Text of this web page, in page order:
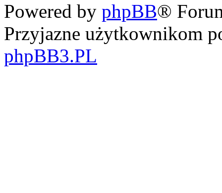
Powered by phpBB®
Przyjazne użytkownikom
phpBB3.PL